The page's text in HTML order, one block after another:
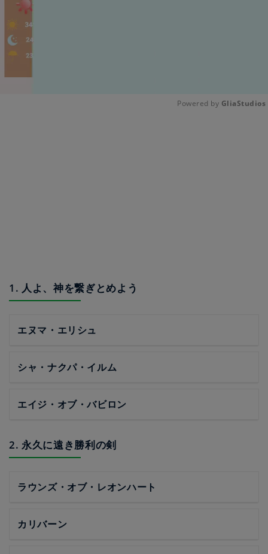
Powered by GliaStudios
1. 人よ、神を繋ぎとめよう
エヌマ・エリシュ
シャ・ナクパ・イルム
エイジ・オブ・バビロン
2. 永久に遠き勝利の剣
ラウンズ・オブ・レオンハート
カリバーン